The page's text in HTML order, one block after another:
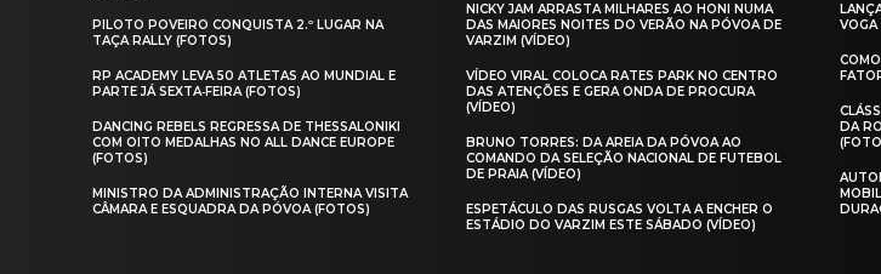
PILOTO POVEIRO CONQUISTA 2.º LUGAR NA
TAÇA RALLY (FOTOS)
RP ACADEMY LEVA 50 ATLETAS AO MUNDIAL E
PARTE JÁ SEXTA‑FEIRA (FOTOS)
DANCING REBELS REGRESSA DE THESSALONIKI
COM OITO MEDALHAS NO ALL DANCE EUROPE
(FOTOS)
MINISTRO DA ADMINISTRAÇÃO INTERNA VISITA
CÂMARA E ESQUADRA DA PÓVOA (FOTOS)
NICKY JAM ARRASTA MILHARES AO HONI NUMA
DAS MAIORES NOITES DO VERÃO NA PÓVOA DE
VARZIM (VÍDEO)
VÍDEO VIRAL COLOCA RATES PARK NO CENTRO
DAS ATENÇÕES E GERA ONDA DE PROCURA
(VÍDEO)
BRUNO TORRES: DA AREIA DA PÓVOA AO
COMANDO DA SELEÇÃO NACIONAL DE FUTEBOL
DE PRAIA (VÍDEO)
ESPETÁCULO DAS RUSGAS VOLTA A ENCHER O
ESTÁDIO DO VARZIM ESTE SÁBADO (VÍDEO)
VOGA
DA